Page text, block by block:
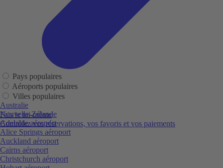
Fais le toi-même
Contrôlez vos réservations, vos favoris et vos paiements
Pays populaires
Aéroports populaires
Villes populaires
Australie
Nouvelle-Zélande
Adelaide aéroport
Alice Springs aéroport
Auckland aéroport
Cairns aéroport
Christchurch aéroport